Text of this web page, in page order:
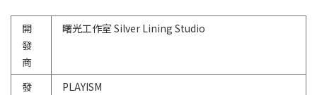
開
發
商
曙光工作室 Silver Lining Studio
發
PLAYISM